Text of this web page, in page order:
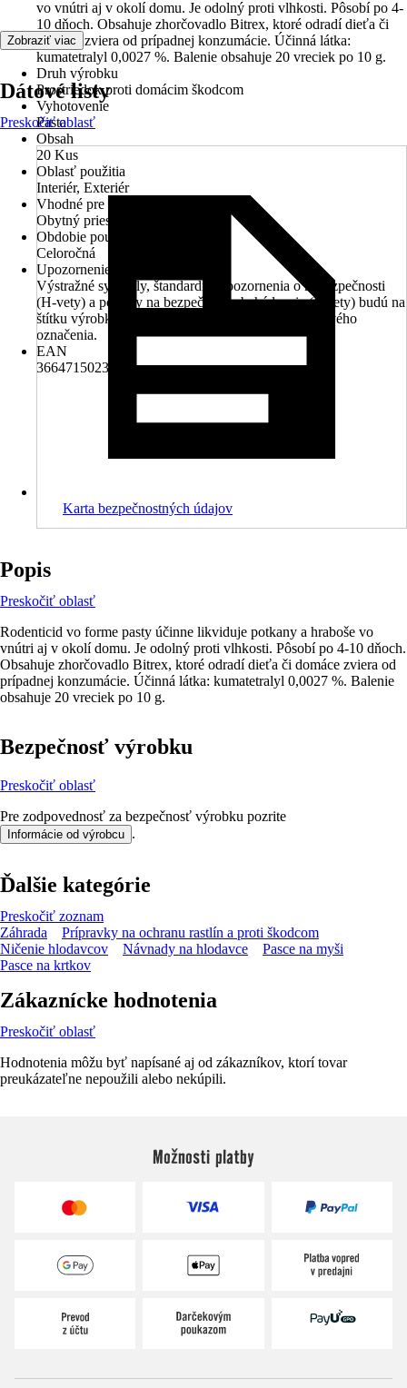
vo vnútri aj v okolí domu. Je odolný proti vlhkosti. Pôsobí po 4-
10 dňoch. Obsahuje zhorčovadlo Bitrex, ktoré odradí dieťa či
domáce zviera od prípadnej konzumácie. Účinná látka:
kumatetralyl 0,0027 %. Balenie obsahuje 20 vreciek po 10 g.
Druh výrobku
Prostriedok proti domácim škodcom
Vyhotovenie
Pasta
Obsah
20 Kus
Oblasť použitia
Interiér, Exteriér
Vhodné pre
Obytný priestor, Záhrada
Obdobie používania
Celoročná
Upozornenie
Výstražné symboly, štandardné upozornenia o nebezpečnosti
(H-vety) a pokyny na bezpečné zaobchádzanie (P-vety) budú na
štítku výrobku uvedené iba formou textu, bez kódového
označenia.
EAN
3664715023722
Zobraziť viac
Dátové listy
Preskočiť oblasť
Karta bezpečnostných údajov
Popis
Preskočiť oblasť
Rodenticid vo forme pasty účinne likviduje potkany a hraboše vo
vnútri aj v okolí domu. Je odolný proti vlhkosti. Pôsobí po 4-10 dňoch.
Obsahuje zhorčovadlo Bitrex, ktoré odradí dieťa či domáce zviera od
prípadnej konzumácie. Účinná látka: kumatetralyl 0,0027 %. Balenie
obsahuje 20 vreciek po 10 g.
Bezpečnosť výrobku
Preskočiť oblasť
Pre zodpovednosť za bezpečnosť výrobku pozrite
Informácie od výrobcu .
Ďalšie kategórie
Preskočiť zoznam
Záhrada
Prípravky na ochranu rastlín a proti škodcom
Ničenie hlodavcov
Návnady na hlodavce
Pasce na myši
Pasce na krtkov
Zákaznícke hodnotenia
Preskočiť oblasť
Hodnotenia môžu byť napísané aj od zákazníkov, ktorí tovar
preukázateľne nepoužili alebo nekúpili.
Možnosti platby